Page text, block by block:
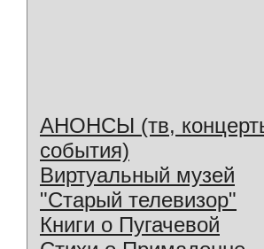
АНОНСЫ (тв,
события)
Виртуальный музей
"Старый телевизор"
Книги о Пугачевой